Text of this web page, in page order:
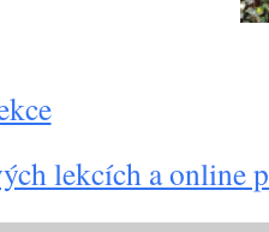
lekcích a online